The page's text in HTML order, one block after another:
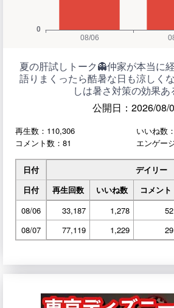
夏の肝試しトーク👻仲家が本当に
語りまくったら酷暑な日も涼しく
しは暑さ対策の効果あ
公開日：2026/08/
再生数：110,306
いいね数
コメント数：81
エンゲー
日付
デイリー
日付
再生回数 いいね数 コメント
08/06
33,187 1,278 52
08/07
77,119 1,229 29